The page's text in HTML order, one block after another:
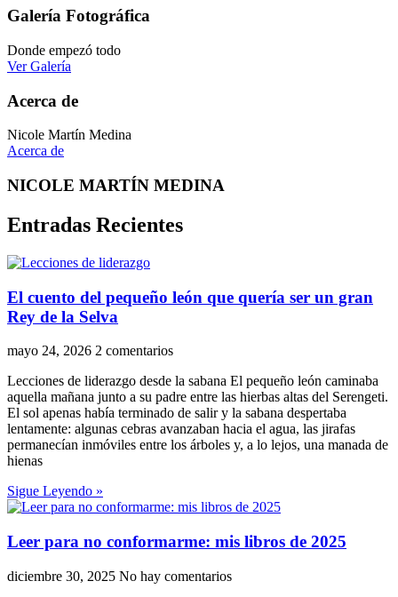
Galería Fotográfica
Donde empezó todo
Ver Galería
Acerca de
Nicole Martín Medina
Acerca de
NICOLE MARTÍN MEDINA
Entradas Recientes
El cuento del pequeño león que quería ser un gran
Rey de la Selva
mayo 24, 2026 2 comentarios
Lecciones de liderazgo desde la sabana El pequeño león caminaba
aquella mañana junto a su padre entre las hierbas altas del Serengeti.
El sol apenas había terminado de salir y la sabana despertaba
lentamente: algunas cebras avanzaban hacia el agua, las jirafas
permanecían inmóviles entre los árboles y, a lo lejos, una manada de
hienas
Sigue Leyendo »
Leer para no conformarme: mis libros de 2025
diciembre 30, 2025 No hay comentarios